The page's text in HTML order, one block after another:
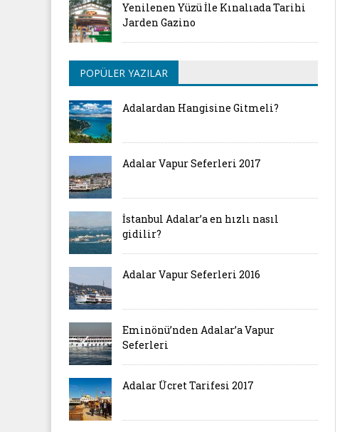
Yenilenen Yüzü İle Kınalıada Tarihi
Jarden Gazino
POPÜLER YAZILAR
Adalardan Hangisine Gitmeli?
Adalar Vapur Seferleri 2017
İstanbul Adalar’a en hızlı nasıl
gidilir?
Adalar Vapur Seferleri 2016
Eminönü’nden Adalar’a Vapur
Seferleri
Adalar Ücret Tarifesi 2017